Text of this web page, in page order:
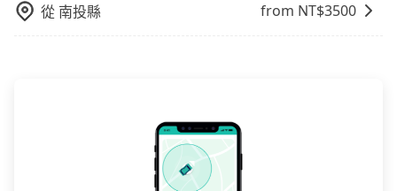
從 南投縣 from NT$3500